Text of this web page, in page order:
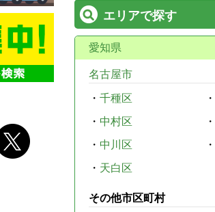
エリアで探す
愛知県
名古屋市
・ 千種区 ・
・ 中村区 ・
・ 中川区 ・
・ 天白区
その他市区町村